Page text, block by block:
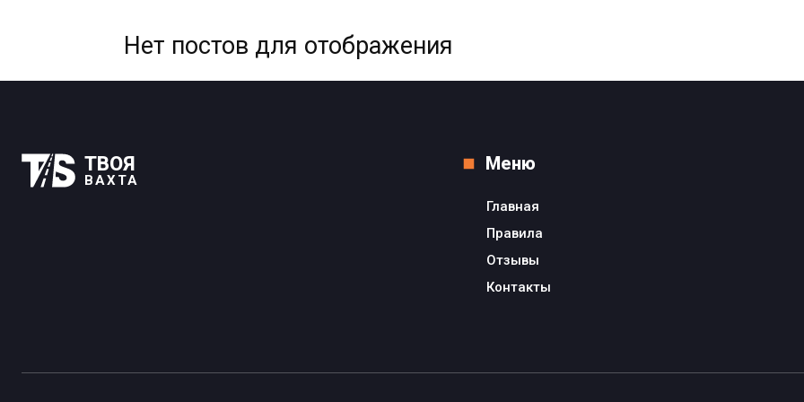
Нет постов для отображения
ТВОЯ
ВАХТА
Меню
Главная
Правила
Отзывы
Контакты